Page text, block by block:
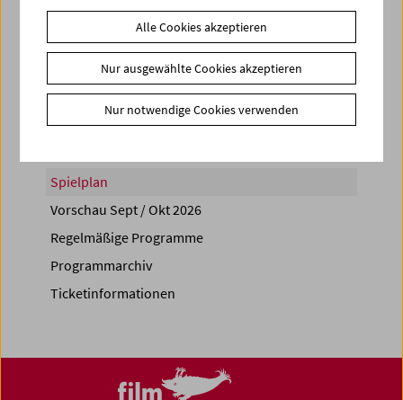
Spielplan
Vorschau Sept / Okt 2026
Regelmäßige Programme
Programmarchiv
Ticketinformationen
Alle Cookies akzeptieren
Nur ausgewählte Cookies akzeptieren
Nur notwendige Cookies verwenden